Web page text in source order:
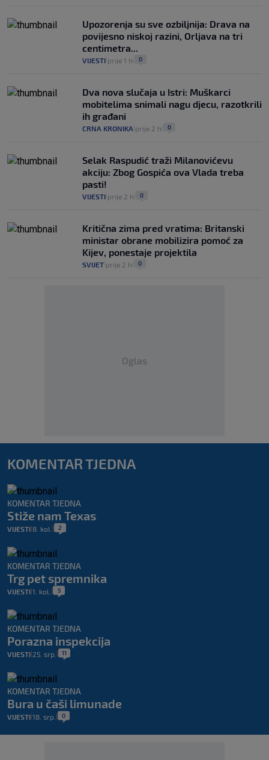
Upozorenja su sve ozbiljnija: Drava na
povijesno niskoj razini, Orljava na tri
centimetra...
VIJESTI prije 1 h 0
Dva nova slučaja u Istri: Muškarci
mobitelima snimali nagu djecu, razotkrili
ih građani
CRNA KRONIKA prije 2 h 0
Selak Raspudić traži Milanovićevu
akciju: Zbog Gospića ova Vlada treba
pasti!
VIJESTI prije 2 h 0
Kritična zima pred vratima: Britanski
ministar obrane mobilizira pomoć za
Kijev, ponestaje projektila
SVIJET prije 2 h 0
Oglas
KOMENTAR TJEDNA
KOMENTAR TJEDNA
Stiže nam Texas
VIJESTI 8. kol. 2
KOMENTAR TJEDNA
Trg pet spremnika
VIJESTI 1. kol. 5
KOMENTAR TJEDNA
Porazna inspekcija
VIJESTI 25. srp. 11
KOMENTAR TJEDNA
Bura u čaši limunade
VIJESTI 18. srp. 0